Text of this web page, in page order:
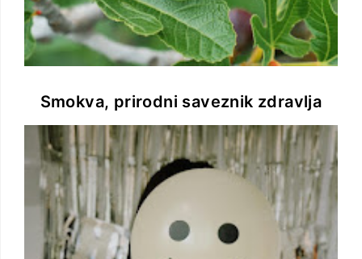
Smokva, prirodni saveznik zdravlja